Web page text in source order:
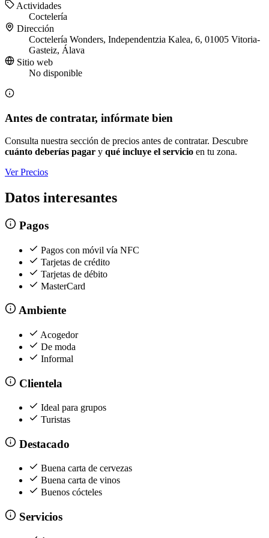
Actividades
Coctelería
Dirección
Coctelería Wonders, Independentzia Kalea, 6, 01005 Vitoria-
Gasteiz, Álava
Sitio web
No disponible
Antes de contratar, infórmate bien
Consulta nuestra sección de precios antes de contratar. Descubre
cuánto deberías pagar y qué incluye el servicio en tu zona.
Ver Precios
Datos interesantes
Pagos
Pagos con móvil vía NFC
Tarjetas de crédito
Tarjetas de débito
MasterCard
Ambiente
Acogedor
De moda
Informal
Clientela
Ideal para grupos
Turistas
Destacado
Buena carta de cervezas
Buena carta de vinos
Buenos cócteles
Servicios